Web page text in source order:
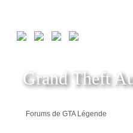
Grand Theft
Forums de GTA Légende